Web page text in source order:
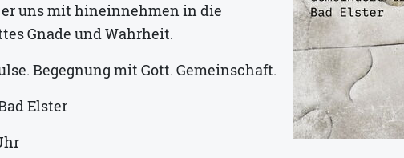
uns mit hineinnehmen in die
Gnade und Wahrheit.
Begegnung mit Gott. Gemeinschaft.
Elster